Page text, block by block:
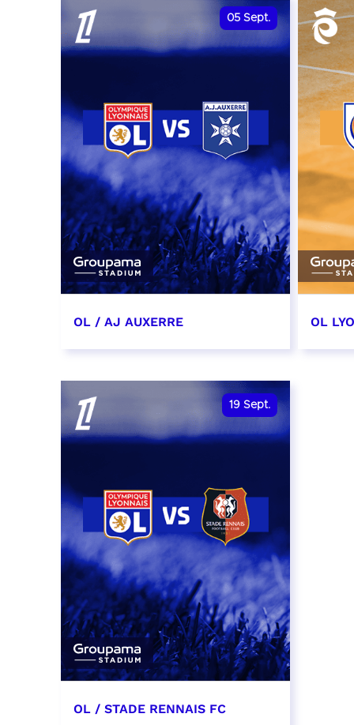
05 Sept.
OL / AJ AUXERRE
RÉSERVER
OL
19 Sept.
OL / STADE RENNAIS FC